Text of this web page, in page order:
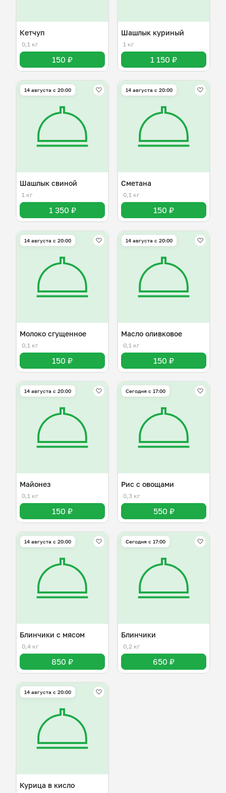
Кетчуп
0,1 кг
150 ₽
Шашлык куриный
1 кг
1 150 ₽
14 августа с 20:00
Шашлык свиной
1 кг
1 350 ₽
14 августа с 20:00
Сметана
0,1 кг
150 ₽
14 августа с 20:00
Молоко сгущенное
0,1 кг
150 ₽
14 августа с 20:00
Масло оливковое
0,1 кг
150 ₽
14 августа с 20:00
Майонез
0,1 кг
150 ₽
Сегодня с 17:00
Рис с овощами
0,3 кг
550 ₽
14 августа с 20:00
Блинчики с мясом
0,4 кг
850 ₽
Сегодня с 17:00
Блинчики
0,2 кг
650 ₽
14 августа с 20:00
Курица в кисло